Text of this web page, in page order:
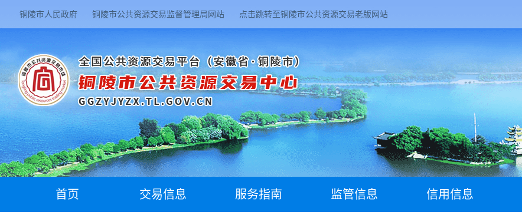
铜陵市人民政府 铜陵市公共资源交易监督管理局网站 点击跳转至铜陵市公共资源交易老版网站
首页 交易信息 服务指南 监管信息 信用信息